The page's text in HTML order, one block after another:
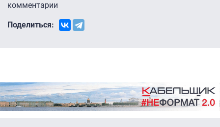
комментарии
Поделиться: